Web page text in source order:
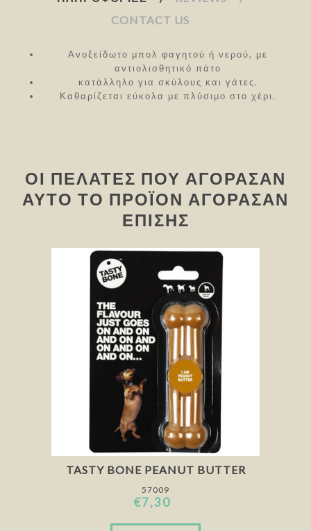
CONTACT US
Ανοξείδωτο μπολ φαγητού ή νερού, με
αντιολισθητικό πάτο
κατάλληλο για σκύλους και γάτες.
Καθαρίζεται εύκολα με πλύσιμο στο χέρι.
ΟΙ ΠΕΛΆΤΕΣ ΠΟΥ ΑΓΌΡΑΣΑΝ
ΑΥΤΌ ΤΟ ΠΡΟΪΌΝ ΑΓΌΡΑΣΑΝ
ΕΠΊΣΗΣ
TASTY BONE PEANUT BUTTER
57009
€7,30